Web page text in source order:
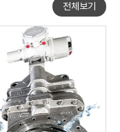
전체보기